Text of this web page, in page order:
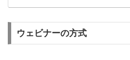
ウェビナーの方式